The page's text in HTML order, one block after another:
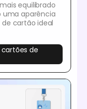
equilibrado
uma aparência
de cartão ideal
de